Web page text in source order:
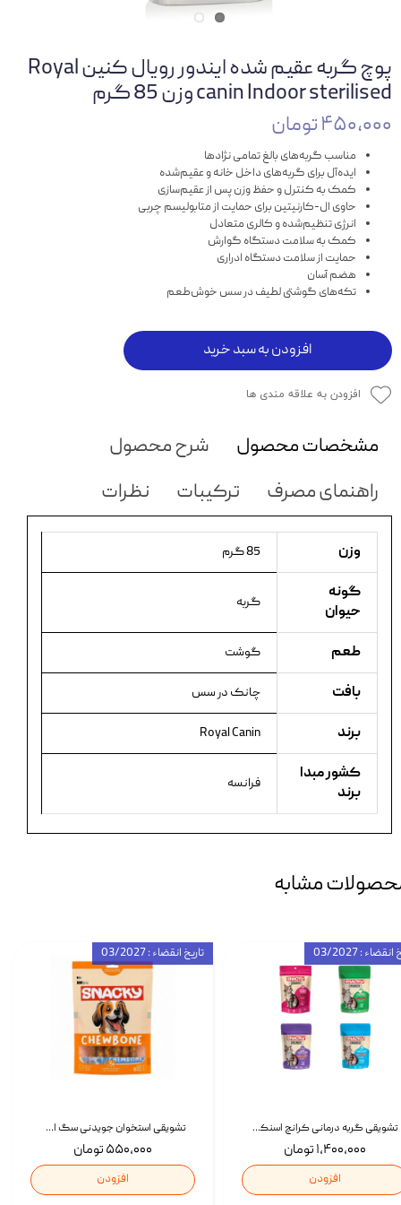
پوچ گربه عقیم شده ایندور رویال کنین Royal
canin Indoor sterilised وزن 85 گرم
۴۵۰,۰۰۰ تومان
مناسب گربه‌های بالغ تمامی نژادها
ایده‌آل برای گربه‌های داخل خانه و عقیم‌شده
کمک به کنترل و حفظ وزن پس از عقیم‌سازی
حاوی ال-کارنیتین برای حمایت از متابولیسم چربی
انرژی تنظیم‌شده و کالری متعادل
کمک به سلامت دستگاه گوارش
حمایت از سلامت دستگاه ادراری
هضم آسان
تکه‌های گوشتی لطیف در سس خوش‌طعم
افزودن به سبد خرید
افزودن به علاقه مندی ها
مشخصات محصول
شرح محصول
راهنمای مصرف
ترکیبات نظرات
وزن 85 گرم
گونه
حیوان
گربه
طعم گوشت
بافت چانک در سس
برند Royal Canin
کشور مبدا
برند
فرانسه
مشابه
تشویقی استخوان جویدنی سگ اسنکی کرانچی با طعم مرغ Snacky Crunchy Munchy وزن 100 گرم
۵۵۰,۰۰۰ تومان
افزودن
تاریخ انقضاء : 03/2027
تشویقی گربه درمانی کرانچ اسنکی با طعم میکس Snacky Crunch Cat Treats وزن 60 گرم بسته 4 عددی
۱,۴۰۰,۰۰۰ تومان
افزودن
: 03/2027